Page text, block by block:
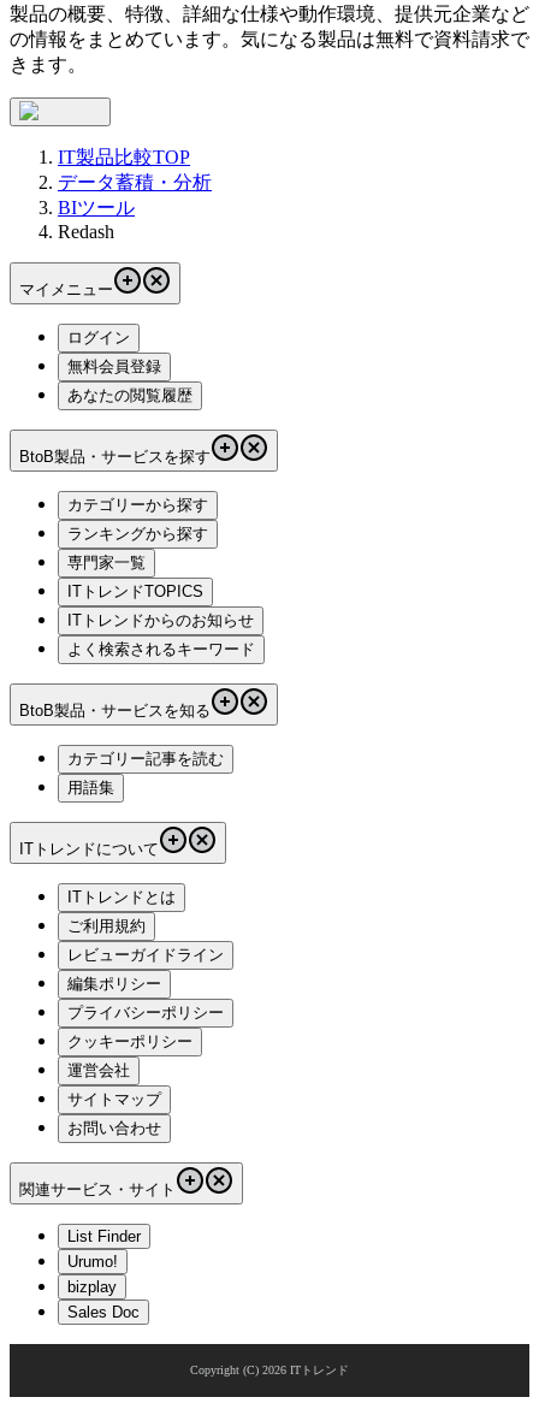
製品の概要、特徴、詳細な仕様や動作環境、提供元企業など
の情報をまとめています。気になる製品は無料で資料請求で
きます。
IT製品比較TOP
データ蓄積・分析
BIツール
Redash
マイメニュー
ログイン
無料会員登録
あなたの閲覧履歴
BtoB製品・サービスを探す
カテゴリーから探す
ランキングから探す
専門家一覧
ITトレンドTOPICS
ITトレンドからのお知らせ
よく検索されるキーワード
BtoB製品・サービスを知る
カテゴリー記事を読む
用語集
ITトレンドについて
ITトレンドとは
ご利用規約
レビューガイドライン
編集ポリシー
プライバシーポリシー
クッキーポリシー
運営会社
サイトマップ
お問い合わせ
関連サービス・サイト
List Finder
Urumo!
bizplay
Sales Doc
Copyright (C) 2026 ITトレンド